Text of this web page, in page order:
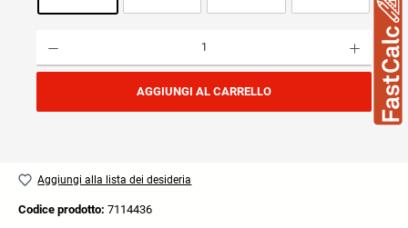
Quantità del prodotto: inserisci la quantità desiderata o usa i pulsanti per aumentare o
AGGIUNGI AL CARRELLO
Aggiungi alla lista dei desideria
Codice prodotto: 7114436